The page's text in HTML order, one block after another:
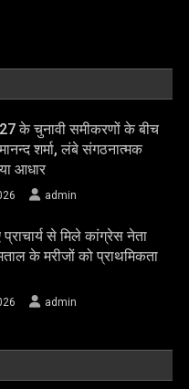
के चुनावी समीकरणों के बीच
शर्मा, लंबे संगठनात्मक
आधार
admin
से मिले कांग्रेस नेता
के मरीजों को प्राथमिकता
admin